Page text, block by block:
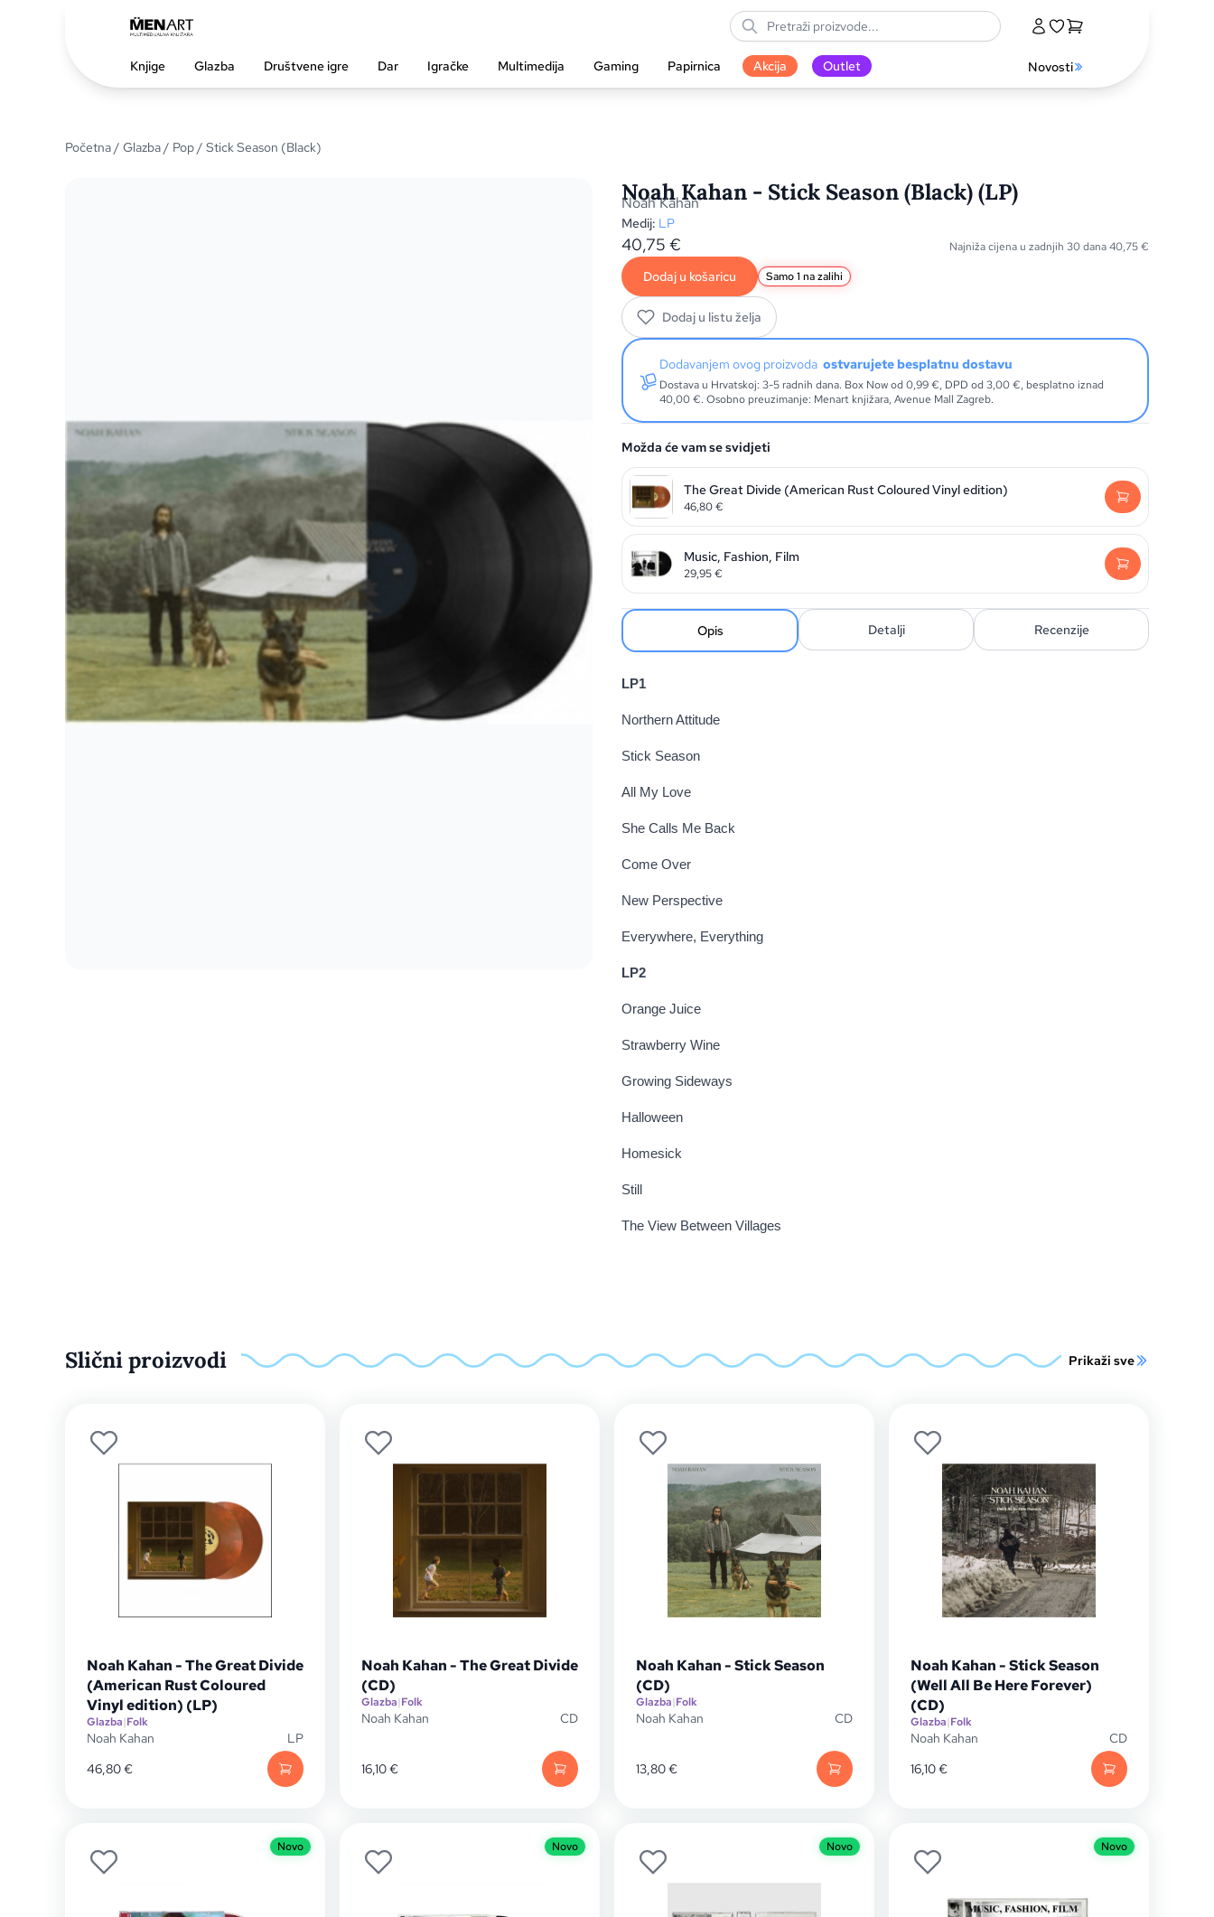
Knjige Glazba Društvene igre Dar Igračke Multimedija Gaming Papirnica Akcija Outlet Novosti
Početna/ Glazba/ Pop/ Stick Season (Black)
Noah Kahan - Stick Season (Black) (LP)
Noah Kahan
Medij: LP
40,75 € Najniža cijena u zadnjih 30 dana40,75€
Dodaj u košaricu Samo 1 na zalihi
Dodaj u listu želja
Dodavanjem ovog proizvoda ostvarujete besplatnu dostavu
Dostava u Hrvatskoj: 3-5 radnih dana. Box Now od 0,99 €, DPD od 3,00 €, besplatno iznad
40,00 €. Osobno preuzimanje: Menart knjižara, Avenue Mall Zagreb.
Možda će vam se svidjeti
The Great Divide (American Rust Coloured Vinyl edition)
46,80€
Music, Fashion, Film
29,95€
Opis Detalji Recenzije
LP1
Northern Attitude
Stick Season
All My Love
She Calls Me Back
Come Over
New Perspective
Everywhere, Everything
LP2
Orange Juice
Strawberry Wine
Growing Sideways
Halloween
Homesick
Still
The View Between Villages
Slični proizvodi Prikaži sve
Noah Kahan - The Great Divide
(American Rust Coloured
Vinyl edition) (LP)
Glazba|Folk
Noah Kahan
LP
46,80€
Noah Kahan - The Great Divide
(CD)
Glazba|Folk
Noah Kahan CD
16,10€
Noah Kahan - Stick Season
(CD)
Glazba|Folk
Noah Kahan CD
13,80€
Noah Kahan - Stick Season
(Well All Be Here Forever)
(CD)
Glazba|Folk
Noah Kahan
CD
16,10€
Novo Novo Novo Novo